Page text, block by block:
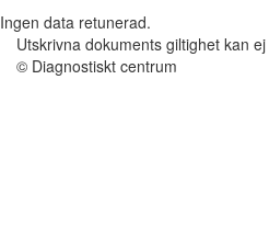
Ingen data retunerad.
Utskrivna dokuments giltighet kan
© Diagnostiskt centrum